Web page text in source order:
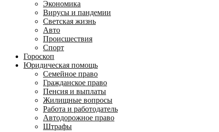
Экономика
Вирусы и пандемии
Светская жизнь
Авто
Происшествия
Спорт
Гороскоп
Юридическая помощь
Семейное право
Гражданское право
Пенсия и выплаты
Жилищные вопросы
Работа и работодатель
Автодорожное право
Штрафы